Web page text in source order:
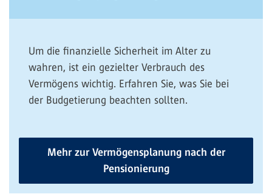
Um die finanzielle Sicherheit im Alter zu
wahren, ist ein gezielter Verbrauch des
Vermögens wichtig. Erfahren Sie, was Sie bei
der Budgetierung beachten sollten.
Mehr zur Vermögensplanung nach der
Pensionierung